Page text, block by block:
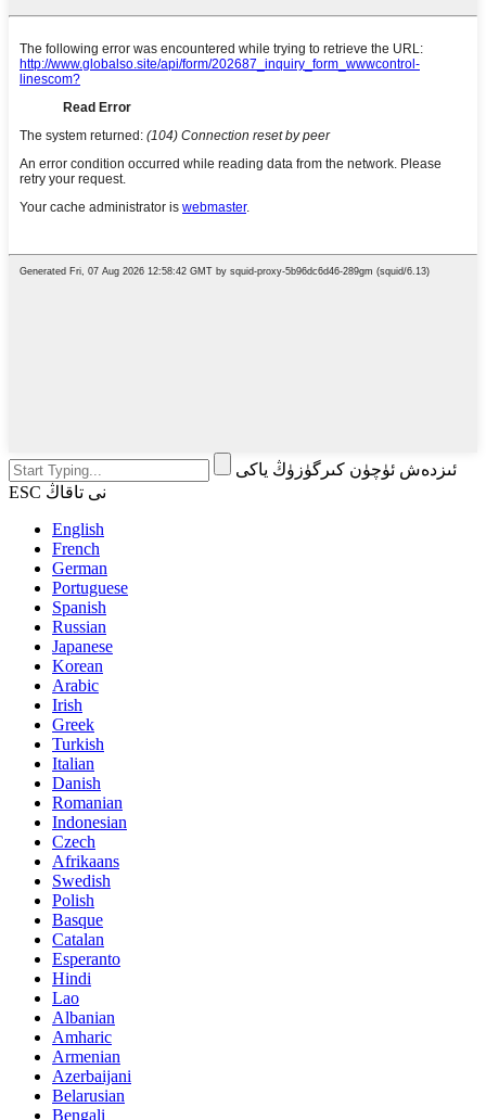
ئىزدەش ئۈچۈن كىرگۈزۈڭ ياكى
ESC نى تاقاڭ
English
French
German
Portuguese
Spanish
Russian
Japanese
Korean
Arabic
Irish
Greek
Turkish
Italian
Danish
Romanian
Indonesian
Czech
Afrikaans
Swedish
Polish
Basque
Catalan
Esperanto
Hindi
Lao
Albanian
Amharic
Armenian
Azerbaijani
Belarusian
Bengali